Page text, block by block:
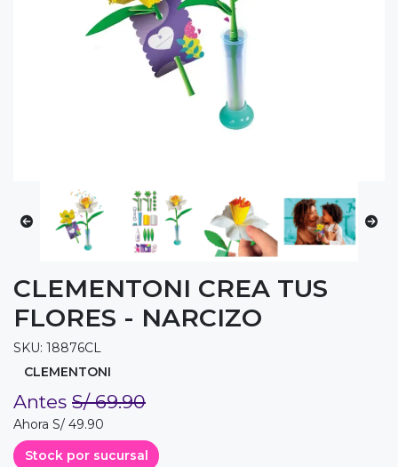
CLEMENTONI CREA TUS
FLORES - NARCIZO
SKU: 18876CL
CLEMENTONI
Antes S/ 69.90
Ahora S/ 49.90
Stock por sucursal